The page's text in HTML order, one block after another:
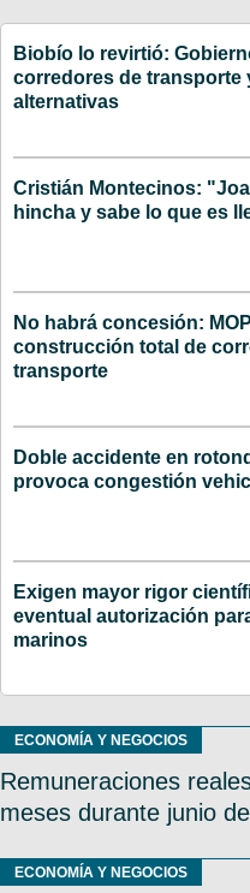
Biobío lo revirtió:
corredores de transporte
alternativas
Cristián Montecinos:
hincha y sabe lo que es
No habrá concesión:
construcción total de
transporte
Doble accidente en
provoca congestión
Exigen mayor rigor
eventual autorización
marinos
ECONOMÍA Y NEGOCIOS
Remuneraciones
meses durante junio
ECONOMÍA Y NEGOCIOS